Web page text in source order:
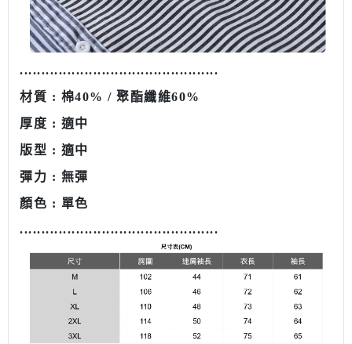
..............................................
材質 : 棉40% / 聚酯纖維60%
厚度 : 適中
版型 : 適中
彈力 : 無彈
顏色 : 單色
..............................................